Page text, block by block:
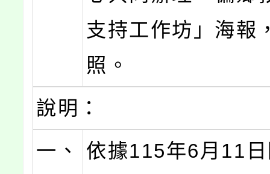
支持工作坊」海報
照。
說明：
一、
依據115年6月11